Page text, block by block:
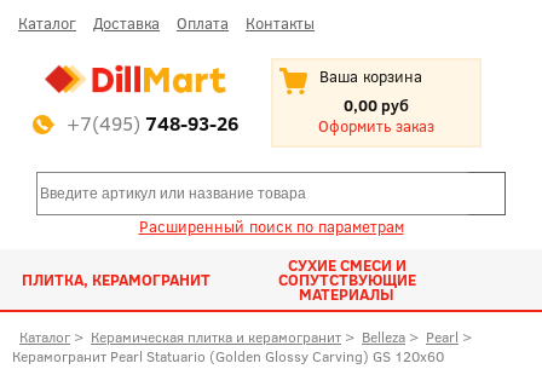
Каталог Доставка Оплата Контакты
+7(495) 748-93-26
Ваша корзина
0,00 руб
Оформить заказ
Расширенный поиск по параметрам
ПЛИТКА, КЕРАМОГРАНИТ
СУХИЕ СМЕСИ И
СОПУТСТВУЮЩИЕ
МАТЕРИАЛЫ
Каталог > Керамическая плитка и керамогранит > Belleza > Pearl >
Керамогранит Pearl Statuario (Golden Glossy Carving) GS 120x60